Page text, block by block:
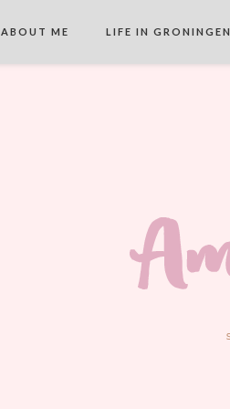
ABOUT ME LIFE IN GRONINGEN